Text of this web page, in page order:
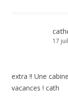
17
extra !! Une
vacances ! cath